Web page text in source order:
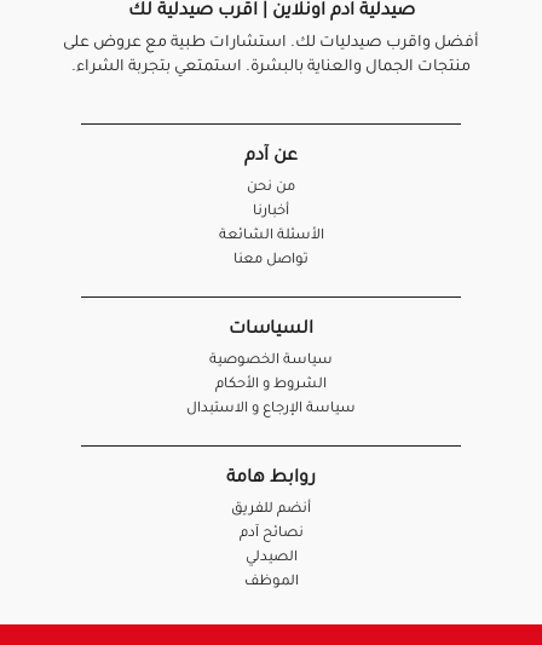
صيدلية ادم اونلاين | اقرب صيدلية لك
أفضل واقرب صيدليات لك. استشارات طبية مع عروض على
منتجات الجمال والعناية بالبشرة. استمتعي بتجربة الشراء.
عن آدم
من نحن
أخبارنا
الأسئلة الشائعة
تواصل معنا
السياسات
سياسة الخصوصية
الشروط و الأحكام
سياسة الإرجاع و الاستبدال
روابط هامة
أنضم للفريق
نصائح آدم
الصيدلي
الموظف